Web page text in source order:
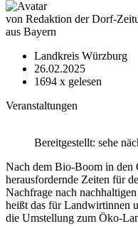
von Redaktion der Dorf-
aus Bayern
Landkreis Würzburg
26.02.2025
1694 x gelesen
Veranstaltungen
Bereitgestellt: sehe
Nach dem Bio-Boom in den
herausfordernde Zeiten für
Nachfrage nach
heißt das für Landwirtinnen
die Umstellung zum Öko-